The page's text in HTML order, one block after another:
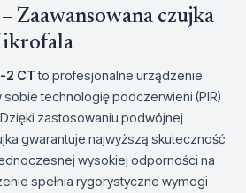
Zaawansowana czujka
2 CTto profesjonalne urządzenie
sobie technologię podczerwieni (PIR)
zastosowaniu podwójnej
gwarantuje najwyższą skuteczność
wysokiej odporności na
spełnia rygorystyczne wymogi